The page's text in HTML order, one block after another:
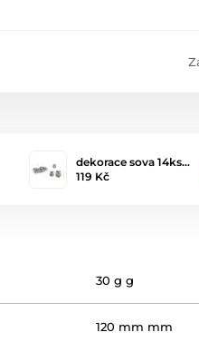
dekorace sova 14ks…
119 Kč
30 g g
120 mm mm